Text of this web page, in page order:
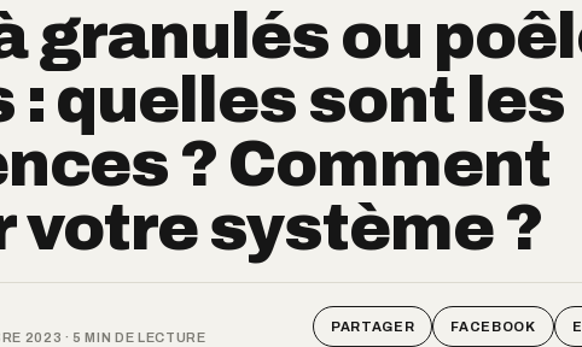
granulés ou
: quelles sont les
? Comment
votre système ?
2023 · 5 MIN DE LECTURE
PARTAGER FACEBOOK